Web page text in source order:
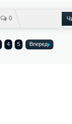
0
4 5 Вперед